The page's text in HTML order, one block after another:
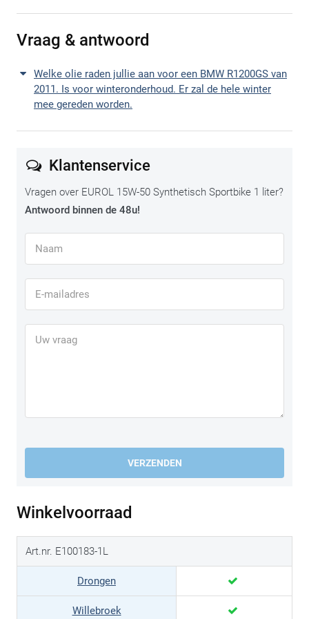
voor een snelle opbouw van de smeerfilm, zodat de motor
ook bij koude start voldoende bescherming krijgt.
Vraag & antwoord
Welke olie raden jullie aan voor een BMW R1200GS van
2011. Is voor winteronderhoud. Er zal de hele winter
mee gereden worden.
Klantenservice
Vragen over EUROL 15W-50 Synthetisch Sportbike 1 liter?
Antwoord binnen de 48u!
VERZENDEN
Winkelvoorraad
Art.nr. E100183-1L
Drongen
Willebroek